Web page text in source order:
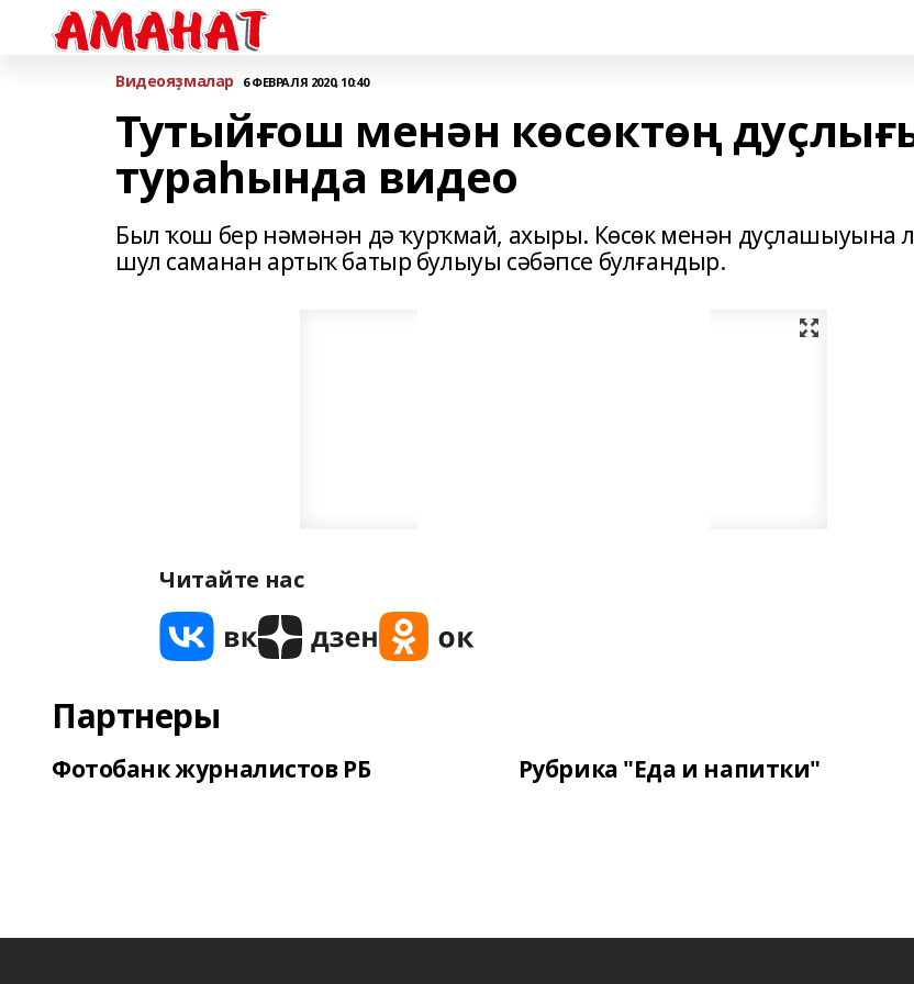
Bидеояҙмалар 6 ФЕВРАЛЯ 2020, 10:40
Тутыйғош менән көсөктөң
тураһында видео
Был ҡош бер нәмәнән дә ҡурҡмай, ахыры. Көсөк менән дуҫлашыуына
шул саманан артыҡ батыр булыуы сәбәпсе булғандыр.
Читайте нас
Партнеры
Фотобанк журналистов РБ Рубрика "Еда и напитки"